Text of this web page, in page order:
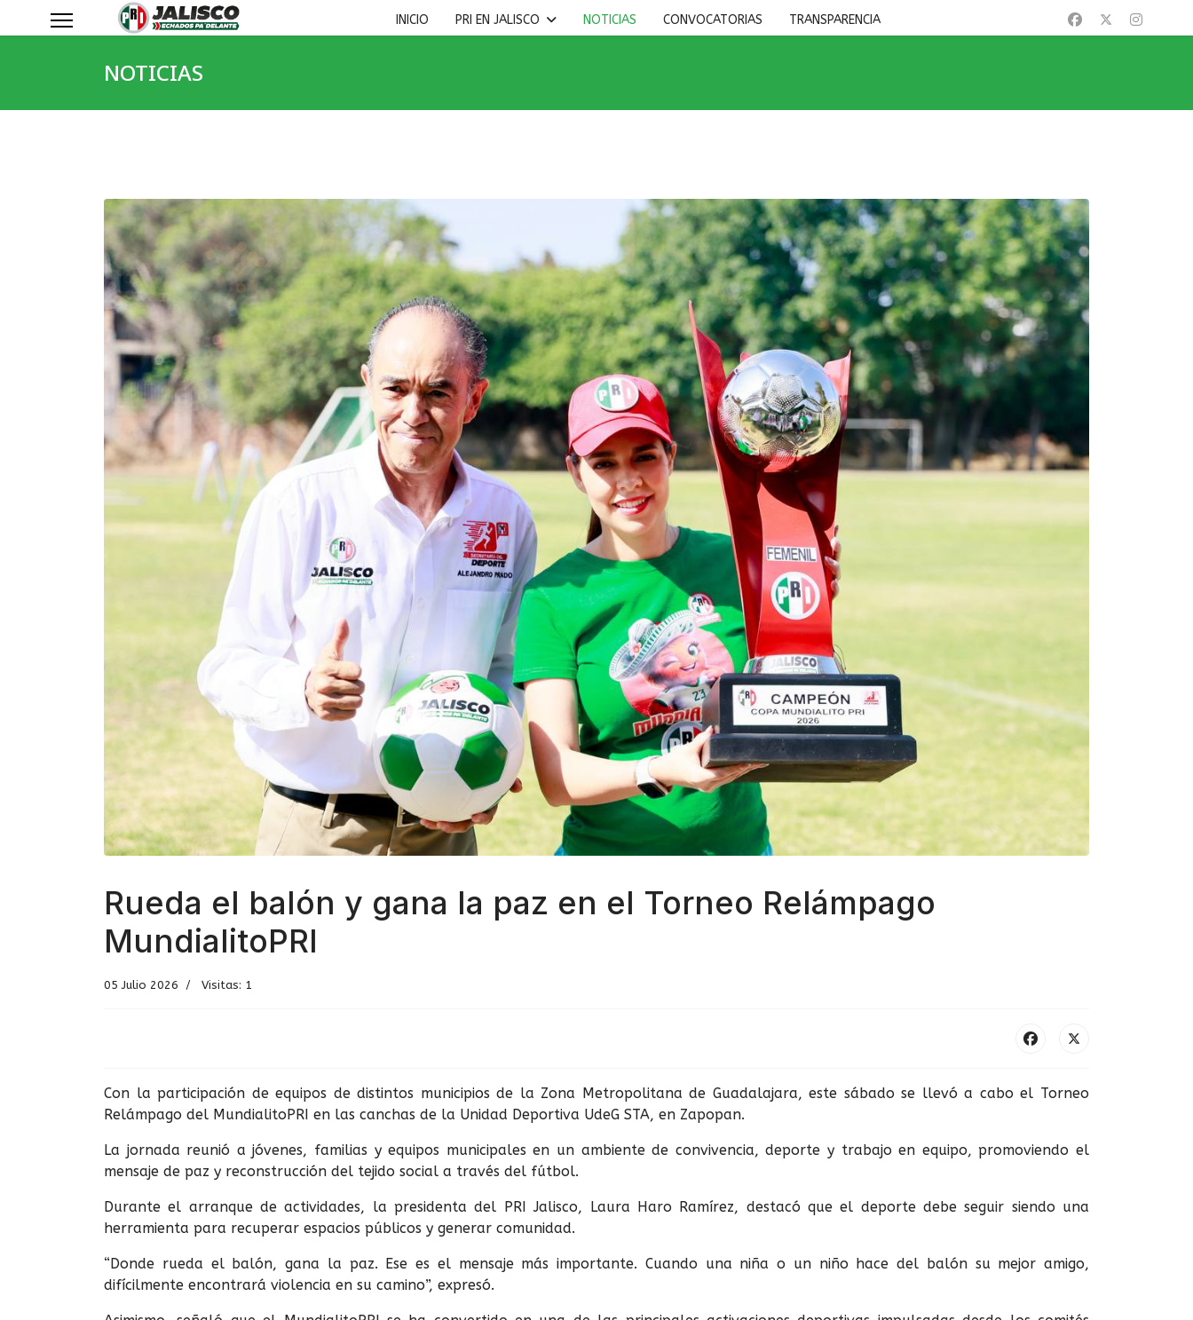
INICIO PRI EN JALISCO NOTICIAS CONVOCATORIAS TRANSPARENCIA
NOTICIAS
Rueda el balón y gana la paz en el Torneo Relámpago
MundialitoPRI
05 Julio 2026 Visitas: 1
Con la participación de equipos de distintos municipios de la Zona Metropolitana de Guadalajara, este sábado se llevó a cabo el Torneo
Relámpago del MundialitoPRI en las canchas de la Unidad Deportiva UdeG STA, en Zapopan.
La jornada reunió a jóvenes, familias y equipos municipales en un ambiente de convivencia, deporte y trabajo en equipo, promoviendo el
mensaje de paz y reconstrucción del tejido social a través del fútbol.
Durante el arranque de actividades, la presidenta del PRI Jalisco, Laura Haro Ramírez, destacó que el deporte debe seguir siendo una
herramienta para recuperar espacios públicos y generar comunidad.
“Donde rueda el balón, gana la paz. Ese es el mensaje más importante. Cuando una niña o un niño hace del balón su mejor amigo,
difícilmente encontrará violencia en su camino”, expresó.